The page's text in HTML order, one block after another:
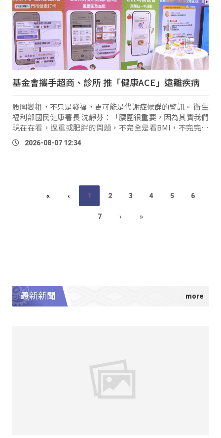
基金會攜手超商、診所 推「健康ACE」遠離疾病
腰圍變粗，不只是發福，更可能是代謝症候群的警訊。 衛生
福利部國民健康署長 沈靜芬：「腰圍很重要，因為其實我們
現在在看，過重或肥胖的問題，不完全是看BMI，不完完全
全是看體重。腰圍跟身體的體脂、體內內臟脂肪是成正相
關，其實有很多研究數 …
2026-08-07 12:34
« ‹ 1 2 3 4 5 6
7 › »
最新新聞